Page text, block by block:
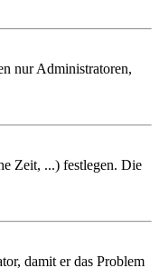
nur Administratoren,
Zeit, ...) festlegen. Die
damit er das Problem